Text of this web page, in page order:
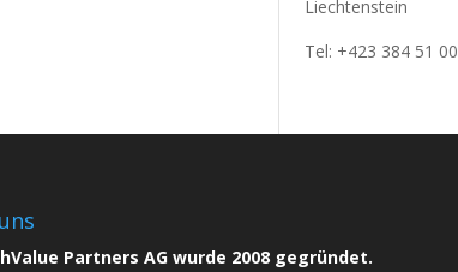
Liechtenstein
Tel: +423 384 51 00
Partners AG wurde 2008 gegründet.